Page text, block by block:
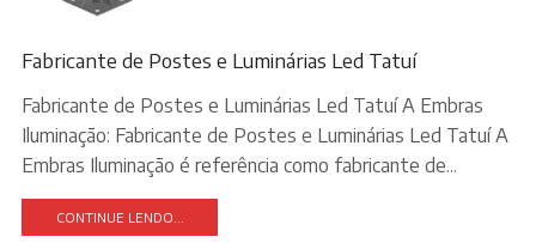
Fabricante de Postes e Luminárias Led Tatuí
Fabricante de Postes e Luminárias Led Tatuí A Embras
Iluminação: Fabricante de Postes e Luminárias Led Tatuí A
Embras Iluminação é referência como fabricante de...
CONTINUE LENDO...